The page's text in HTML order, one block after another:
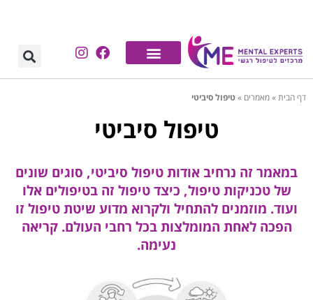
דף הבית»מאמרים »טיפול סיביטי
טיפול סיביטי
במאמר זה נרחיב אודות טיפול סיביטי, סוגים שונים
של טכניקות טיפול, כיצד טיפול זה בטיפולים אלו
ועוד. מוזמנים להתחיל ולקרוא מדוע שיטת טיפול זו
הפכה לאחת המומלצות בכל רחבי העולם. קריאה
נעימה.